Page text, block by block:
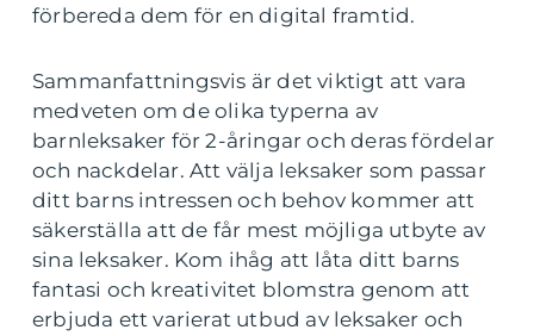
förbereda dem för en digital framtid.
Sammanfattningsvis är det viktigt att vara
medveten om de olika typerna av
barnleksaker för 2-åringar och deras fördelar
och nackdelar. Att välja leksaker som passar
ditt barns intressen och behov kommer att
säkerställa att de får mest möjliga utbyte av
sina leksaker. Kom ihåg att låta ditt barns
fantasi och kreativitet blomstra genom att
erbjuda ett varierat utbud av leksaker och